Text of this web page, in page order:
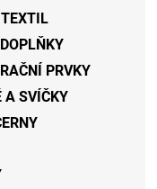
PRVKY
A SVÍČKY